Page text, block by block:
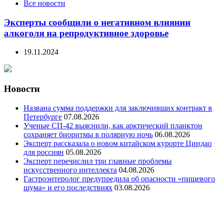
Все новости
Эксперты сообщили о негативном влиянии
алкоголя на репродуктивное здоровье
19.11.2024
Новости
Названа сумма поддержки для заключивших контракт в
Петербурге 07.08.2026
Ученые СП-42 выяснили, как арктический планктон
сохраняет биоритмы в полярную ночь 06.08.2026
Эксперт рассказала о новом китайском курорте Циндао
для россиян 05.08.2026
Эксперт перечислил три главные проблемы
искусственного интеллекта 04.08.2026
Гастроэнтеролог предупредила об опасности «пищевого
шума» и его последствиях 03.08.2026